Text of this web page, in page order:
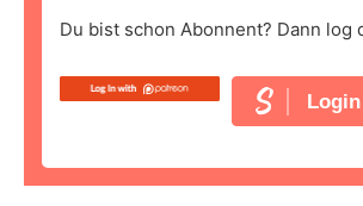
Du bist schon Abonnent? Dann log